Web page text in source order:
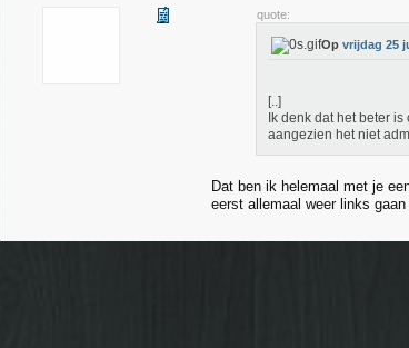
quote:
Op vrijdag 25
[..]
Ik denk dat het beter
aangezien het niet
Dat ben ik helemaal met je
eerst allemaal weer links